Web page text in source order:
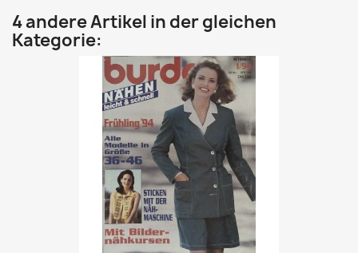
4 andere Artikel in der gleichen
Kategorie: